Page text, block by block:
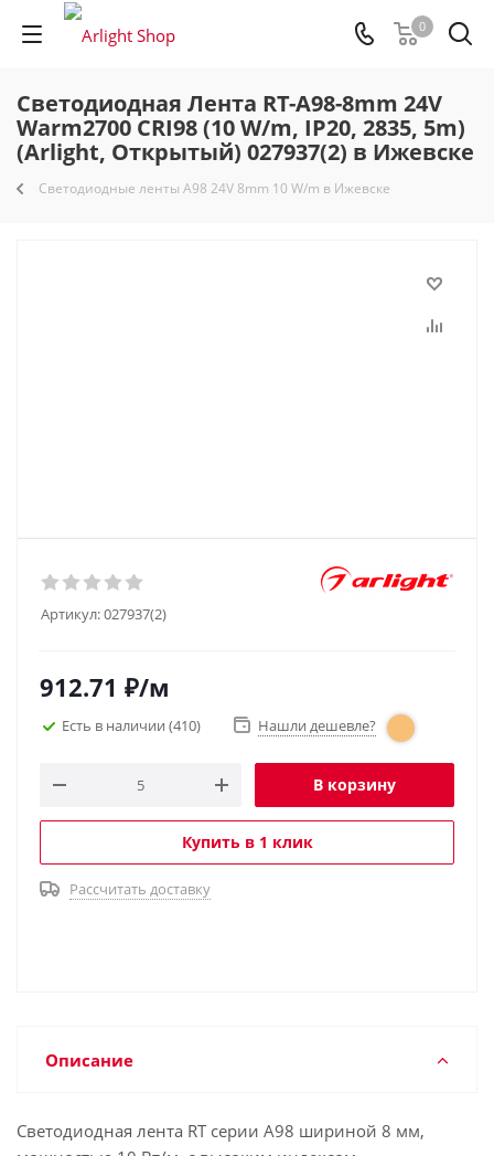
0
Светодиодная Лента RT-A98-8mm 24V
Warm2700 CRI98 (10 W/m, IP20, 2835, 5m)
(Arlight, Открытый) 027937(2) в Ижевске
Светодиодные ленты A98 24V 8mm 10 W/m в Ижевске
Артикул:027937(2)
912.71 ₽/м
Есть в наличии (410) Нашли дешевле?
В корзину
Купить в 1 клик
Рассчитать доставку
Описание
Светодиодная лента RT серии A98 шириной 8 мм,